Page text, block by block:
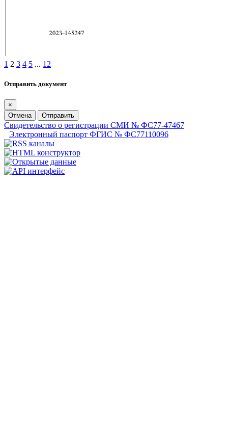
1 2 3 4 5 ... 12
Отправить документ
×
Отмена
Отправить
Свидетельство о регистрации СМИ № ФС77-47467
Электронный паспорт ФГИС № ФС77110096